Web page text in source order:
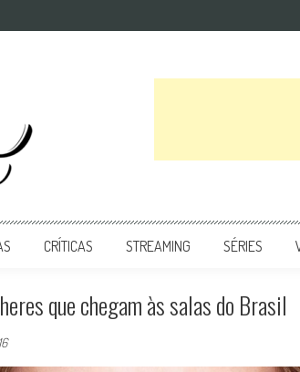
CRÍTICAS STREAMING SÉRIES
que chegam às salas do Brasil